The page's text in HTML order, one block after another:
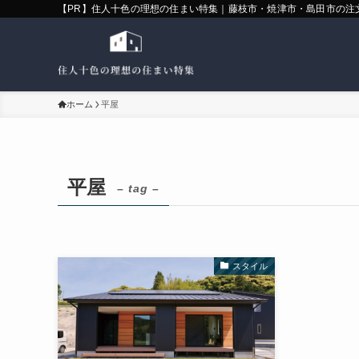
【PR】住人十色の理想の住まい特集｜藤枝市・焼津市・島田市の
ホーム 平屋
平屋 – tag –
スタイル